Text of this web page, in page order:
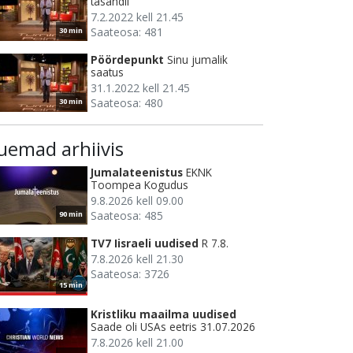
30 min
7.2.2022 kell 21.45
Saateosa: 481
30 min
Pöördepunkt Sinu jumalik
saatus
31.1.2022 kell 21.45
Saateosa: 480
arhiivis
90 min
Jumalateenistus EKNK
Toompea Kogudus
9.8.2026 kell 09.00
Saateosa: 485
15 min
TV7 Iisraeli uudised R 7.8.
7.8.2026 kell 21.30
Saateosa: 3726
Kristliku maailma uudised
Saade oli USAs eetris 31.07.2026
7.8.2026 kell 21.00